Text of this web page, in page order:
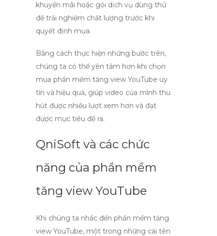
khuyến mãi hoặc gói dịch vụ dùng thử
để trải nghiệm chất lượng trước khi
quyết định mua.
Bằng cách thực hiện những bước trên,
chúng ta có thể yên tâm hơn khi chọn
mua phần mềm tăng view YouTube uy
tín và hiệu quả, giúp video của mình thu
hút được nhiều lượt xem hơn và đạt
được mục tiêu đề ra.
QniSoft và các chức
năng của phần mềm
tăng view YouTube
Khi chúng ta nhắc đến phần mềm tăng
view YouTube, một trong những cái tên